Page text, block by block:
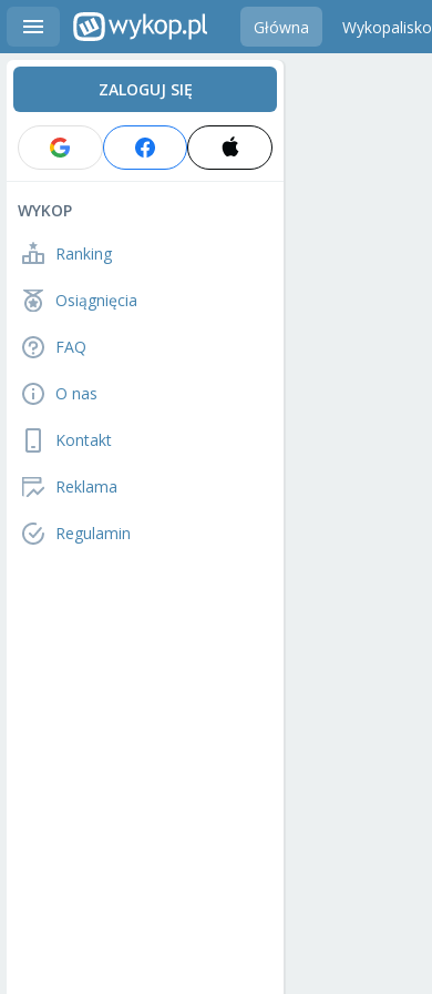
Główna Wykopalisko
ZALOGUJ SIĘ
WYKOP
Ranking
Osiągnięcia
FAQ
O nas
Kontakt
Reklama
Regulamin